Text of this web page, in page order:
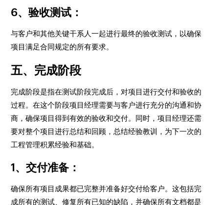
6、验收测试：
与客户和其他关键干系人一起进行最终的验收测试，以确保
项目满足合同规定的所有要求。
五、完成阶段
完成阶段是指在测试阶段完成后，对项目进行交付和验收的
过程。在这个阶段项目经理需要与客户进行充分的沟通和协
商，确保项目得到有效的验收和交付。同时，项目经理还需
要对整个项目进行总结和回顾，总结经验教训，为下一次的
工程管理积累经验和基础。
1、交付准备：
确保所有项目成果都已完整并准备好交付给客户。这包括完
成所有的测试、修复所有已知的缺陷，并确保所有文档都是